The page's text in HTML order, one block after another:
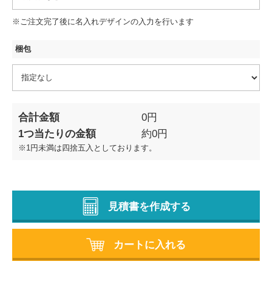
※ご注文完了後に名入れデザインの入力を行います
梱包
合計金額 0円
1つ当たりの金額
約0円
※1円未満は四捨五入としております。
見積書を作成する
カートに入れる